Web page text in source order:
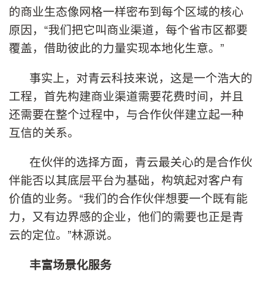
的商业生态像网格一样密布到每个区域的核心
原因，“我们把它叫商业渠道，每个省市区都要
覆盖，借助彼此的力量实现本地化生意。”
事实上，对青云科技来说，这是一个浩大的
工程，首先构建商业渠道需要花费时间，并且
还需要在整个过程中，与合作伙伴建立起一种
互信的关系。
在伙伴的选择方面，青云最关心的是合作伙
伴能否以其底层平台为基础，构筑起对客户有
价值的业务。“我们的合作伙伴想要一个既有能
力，又有边界感的企业，他们的需要也正是青
云的定位。”林源说。
丰富场景化服务